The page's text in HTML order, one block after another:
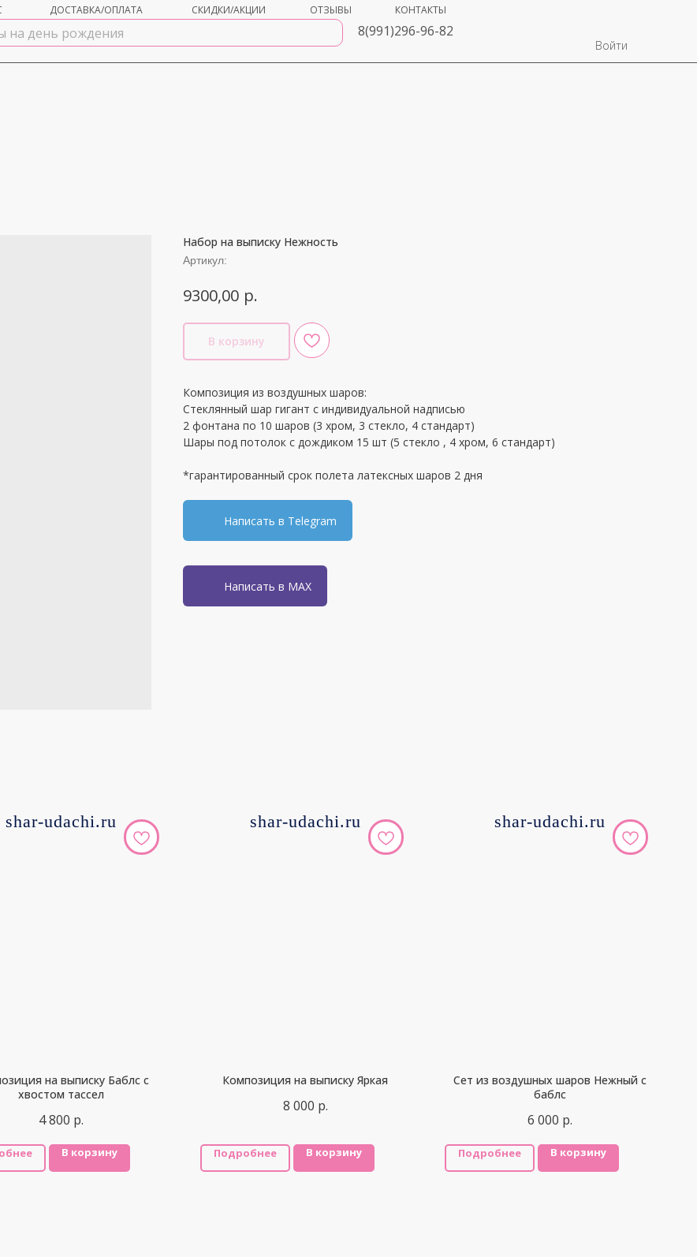
СКИДКИ/АКЦИИ
ДОСТАВКА/ОПЛАТА ОТЗЫВЫ КОНТАКТЫ
Войти
8(991)296-96-82
shar-udachi.ruНабор на выписку Нежность
Артикул:
9300,00 р.
В корзину
Композиция из воздушных шаров:
Стеклянный шар гигант с индивидуальной надписью
2 фонтана по 10 шаров (3 хром, 3 стекло, 4 стандарт)
Шары под потолок с дождиком 15 шт (5 стекло , 4 хром, 6 стандарт)
*гарантированный срок полета латексных шаров 2 дня
Написать в Telegram
Написать в MAX
shar-udachi.ru
на выписку Баблс с
хвостом тассел
4 800 р.
В корзину
shar-udachi.ru
Композиция на выписку Яркая
8 000 р.
Подробнее В корзину
shar-udachi.ru
Сет из воздушных шаров Нежный с
баблс
6 000 р.
Подробнее В корзину